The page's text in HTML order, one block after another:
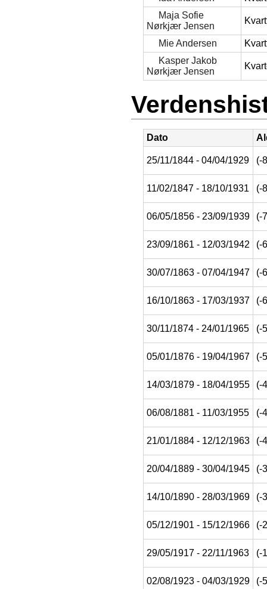
Maja Sofie
Nørkjær Jensen
Mie Andersen
Kasper Jakob
Nørkjær Jensen
Dato
25/11/1844 - 04/04/1929 (-
11/02/1847 - 18/10/1931 (-
06/05/1856 - 23/09/1939 (-
23/09/1861 - 12/03/1942 (-
30/07/1863 - 07/04/1947 (-
16/10/1863 - 17/03/1937 (-
30/11/1874 - 24/01/1965 (-
05/01/1876 - 19/04/1967 (-
14/03/1879 - 18/04/1955 (-
06/08/1881 - 11/03/1955 (-
21/01/1884 - 12/12/1963 (-
20/04/1889 - 30/04/1945 (-
14/10/1890 - 28/03/1969 (-
05/12/1901 - 15/12/1966 (-
29/05/1917 - 22/11/1963 (-
02/08/1923 - 04/03/1929 (-